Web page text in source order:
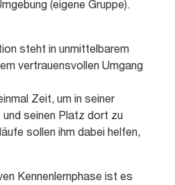
(eigene Gruppe).
steht in unmittelbarem
vertrauensvollen Umgang
Zeit, um in seiner
seinen Platz dort zu
sollen ihm dabei helfen,
Kennenlernphase ist es